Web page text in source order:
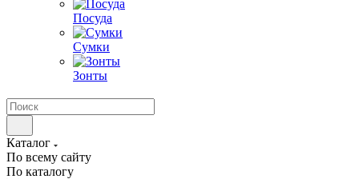
Посуда
Сумки
Зонты
Каталог
По всему сайту
По каталогу